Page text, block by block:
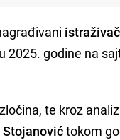
2025. godine na
te kroz
Stojanovićtokom